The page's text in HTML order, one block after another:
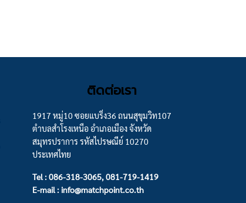
ติดต่อเรา
1917 หมู่10 ซอยแบริ่ง36 ถนนสุขุมวิท107
ตำบลสำโรงเหนือ อำเภอเมือง จังหวัด
สมุทรปราการ รหัสไปรษณีย์ 10270
ประเทศไทย
Tel : 086-318-3065, 081-719-1419
E-mail : info@matchpoint.co.th